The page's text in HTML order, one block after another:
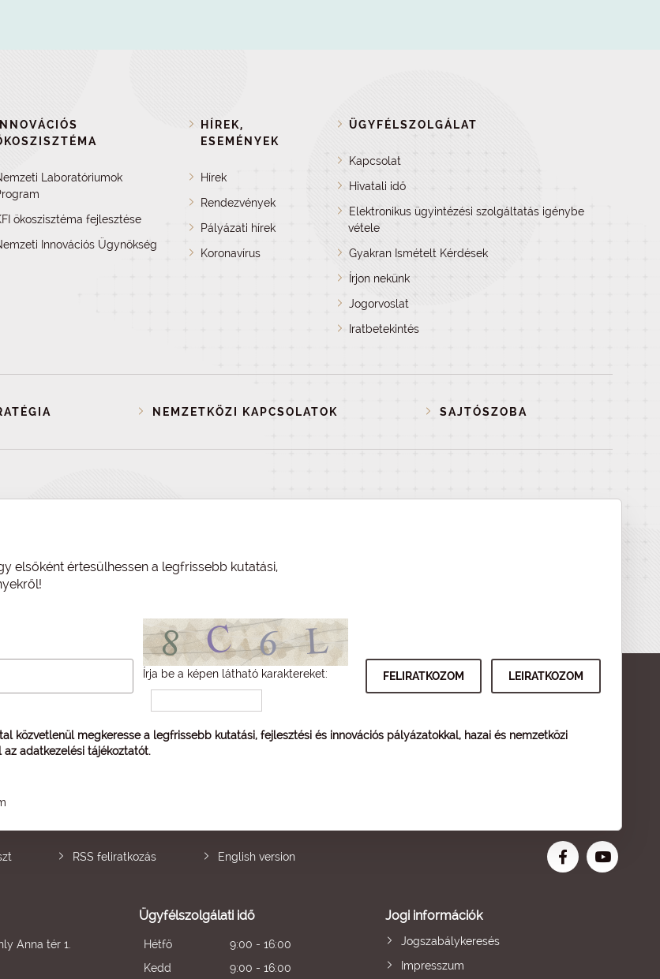
INNOVÁCIÓS
Laboratóriumok
ökoszisztéma fejlesztése
Innovációs Ügynökség
HÍREK,
ESEMÉNYEK
Hírek
Rendezvények
Pályázati hírek
Koronavírus
ÜGYFÉLSZOLGÁLAT
Kapcsolat
Hivatali idő
Elektronikus ügyintézési szolgáltatás igénybe
vétele
Gyakran Ismételt Kérdések
Írjon nekünk
Jogorvoslat
Iratbetekintés
NEMZETKÖZI KAPCSOLATOK SAJTÓSZOBA
elsőként értesülhessen a legfrissebb kutatási,
Írja be a képen látható karaktereket:
közvetlenül megkeresse a legfrissebb kutatási, fejlesztési és innovációs pályázatokkal, hazai és nemzetközi
az adatkezelési tájékoztatót.
RSS feliratkozás English version
Anna tér 1.
Ügyfélszolgálati idő
Hétfő
9:00 - 16:00
Kedd
9:00 - 16:00
Jogi információk
Jogszabálykeresés
Impresszum